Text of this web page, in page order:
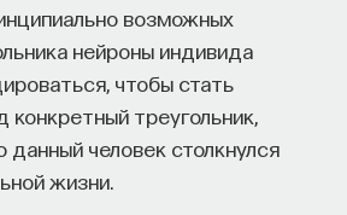
возможных
нейроны индивида
чтобы стать
конкретный треугольник,
человек столкнулся
жизни.